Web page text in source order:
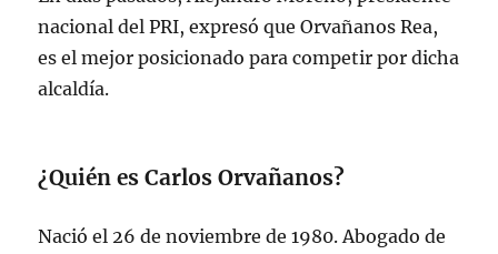
nacional del PRI, expresó que Orvañanos Rea,
es el mejor posicionado para competir por dicha
alcaldía.
¿Quién es Carlos Orvañanos?
Nació el 26 de noviembre de 1980. Abogado de